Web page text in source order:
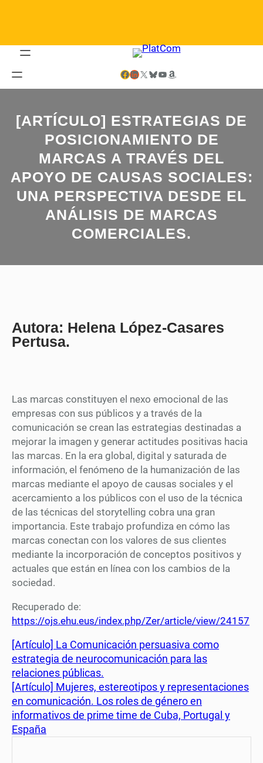
Facebook LinkedIn X Bluesky YouTube Amazon
[ARTÍCULO] ESTRATEGIAS DE
POSICIONAMIENTO DE
MARCAS A TRAVÉS DEL
APOYO DE CAUSAS SOCIALES:
UNA PERSPECTIVA DESDE EL
ANÁLISIS DE MARCAS
COMERCIALES.
Autora: Helena López-Casares
Pertusa.
Las marcas constituyen el nexo emocional de las
empresas con sus públicos y a través de la
comunicación se crean las estrategias destinadas a
mejorar la imagen y generar actitudes positivas hacia
las marcas. En la era global, digital y saturada de
información, el fenómeno de la humanización de las
marcas mediante el apoyo de causas sociales y el
acercamiento a los públicos con el uso de la técnica
de las técnicas del storytelling cobra una gran
importancia. Este trabajo profundiza en cómo las
marcas conectan con los valores de sus clientes
mediante la incorporación de conceptos positivos y
actuales que están en línea con los cambios de la
sociedad.
Recuperado de:
https://ojs.ehu.eus/index.php/Zer/article/view/24157
[Artículo] La Comunicación persuasiva como
estrategia de neurocomunicación para las
relaciones públicas.
[Artículo] Mujeres, estereotipos y representaciones
en comunicación. Los roles de género en
informativos de prime time de Cuba, Portugal y
España